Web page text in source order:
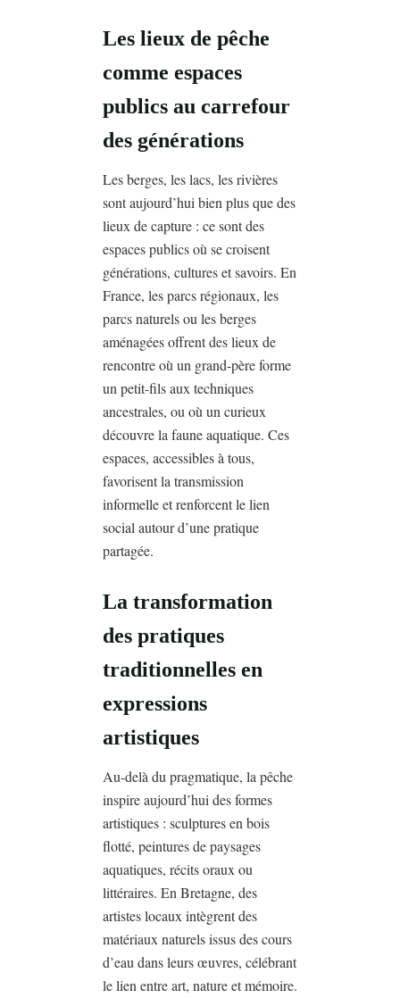
Les lieux de pêche
comme espaces
publics au carrefour
des générations
Les berges, les lacs, les rivières
sont aujourd’hui bien plus que des
lieux de capture : ce sont des
espaces publics où se croisent
générations, cultures et savoirs. En
France, les parcs régionaux, les
parcs naturels ou les berges
aménagées offrent des lieux de
rencontre où un grand-père forme
un petit-fils aux techniques
ancestrales, ou où un curieux
découvre la faune aquatique. Ces
espaces, accessibles à tous,
favorisent la transmission
informelle et renforcent le lien
social autour d’une pratique
partagée.
La transformation
des pratiques
traditionnelles en
expressions
artistiques
Au-delà du pragmatique, la pêche
inspire aujourd’hui des formes
artistiques : sculptures en bois
flotté, peintures de paysages
aquatiques, récits oraux ou
littéraires. En Bretagne, des
artistes locaux intègrent des
matériaux naturels issus des cours
d’eau dans leurs œuvres, célébrant
le lien entre art, nature et mémoire.